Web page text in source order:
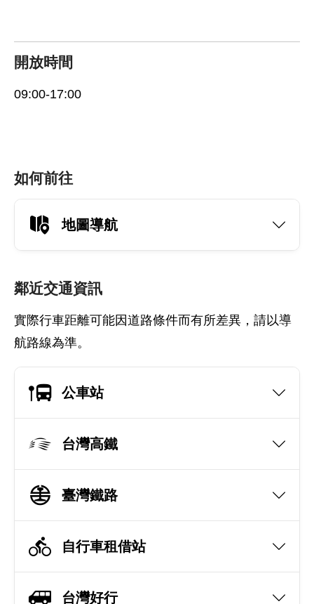
開放時間
09:00-17:00
如何前往
地圖導航
鄰近交通資訊
實際行車距離可能因道路條件而有所差異，請以導
航路線為準。
公車站
台灣高鐵
臺灣鐵路
自行車租借站
台灣好行